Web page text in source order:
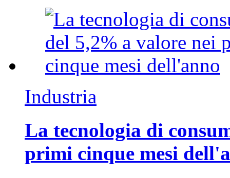
Industria
La tecnologia di
primi cinque mesi